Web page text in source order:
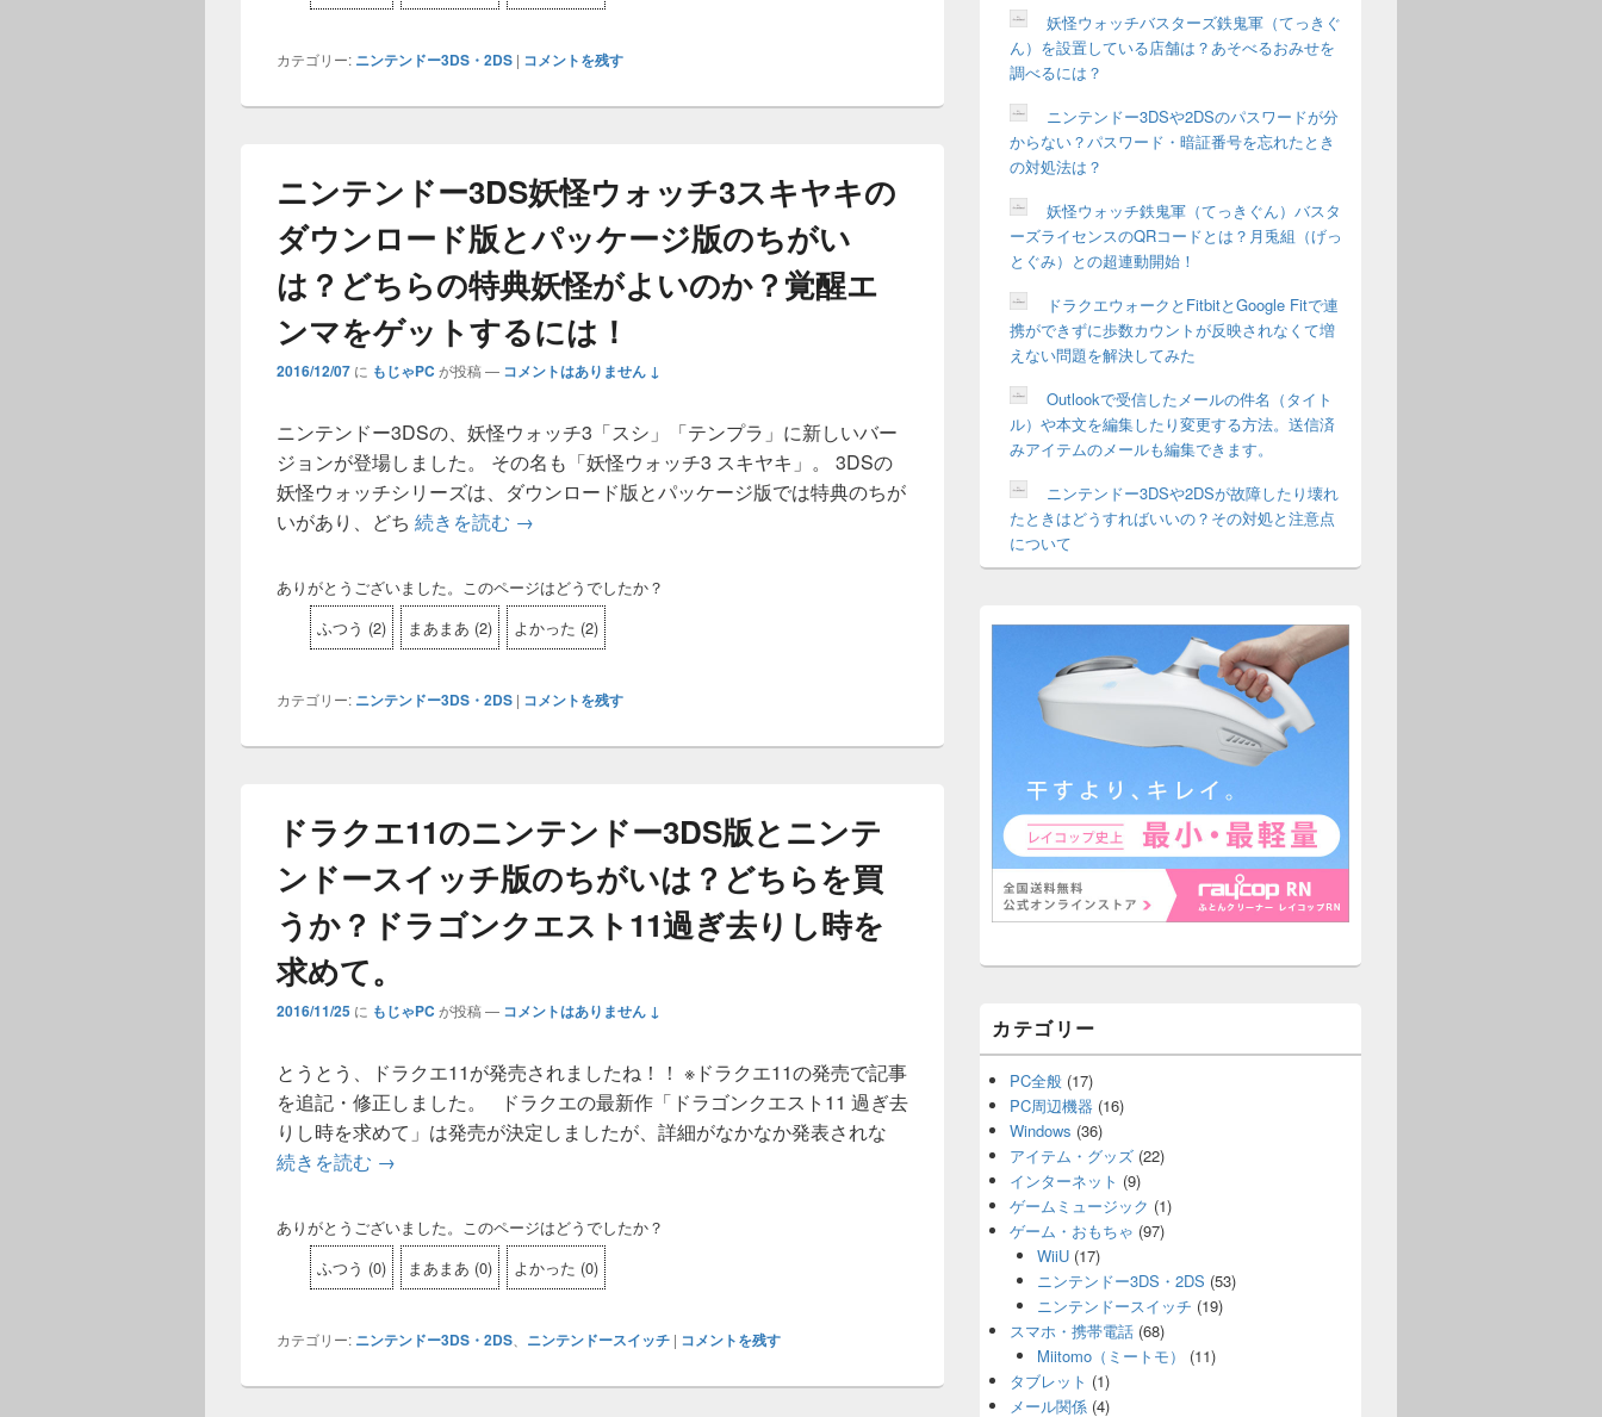
カテゴリー: ニンテンドー3DS・2DS | コメントを残す
ニンテンドー3DS妖怪ウォッチ3スキヤキの
ダウンロード版とパッケージ版のちがい
は？どちらの特典妖怪がよいのか？覚醒エ
ンマをゲットするには！
2016/12/07 に もじゃPC が投稿 — コメントはありません ↓
ニンテンドー3DSの、妖怪ウォッチ3「スシ」「テンプラ」に新しいバー
ジョンが登場しました。 その名も「妖怪ウォッチ3 スキヤキ」。 3DSの
妖怪ウォッチシリーズは、ダウンロード版とパッケージ版では特典のちが
いがあり、どち 続きを読む ニンテンドー3DS妖怪ウォッチ3スキヤキのダウンロード版とパッケージ版のちがいは？どちらの特典妖怪がよいのか？覚醒
→
ありがとうございました。このページはどうでしたか？
ふつう (2) まあまあ (2) よかった (2)
カテゴリー: ニンテンドー3DS・2DS | コメントを残す
ドラクエ11のニンテンドー3DS版とニンテ
ンドースイッチ版のちがいは？どちらを買
うか？ドラゴンクエスト11過ぎ去りし時を
求めて。
2016/11/25 に もじゃPC が投稿 — コメントはありません ↓
とうとう、ドラクエ11が発売されましたね！！ ※ドラクエ11の発売で記事
を追記・修正しました。 ドラクエの最新作「ドラゴンクエスト11 過ぎ去
りし時を求めて」は発売が決定しましたが、詳細がなかなか発表されな
続きを読む ドラクエ11のニンテンドー3DS版とニンテンドースイッチ版のちがいは？どちらを買うか？ドラゴンクエスト11過ぎ去りし時を求めて。
→
ありがとうございました。このページはどうでしたか？
ふつう (0) まあまあ (0) よかった (0)
カテゴリー: ニンテンドー3DS・2DS ニンテンドースイッチ | コメントを残す
妖怪ウォッチバスターズ鉄鬼軍（てっきぐ
ん）を設置している店舗は？あそべるおみせを
調べるには？
ニンテンドー3DSや2DSのパスワードが分
からない？パスワード・暗証番号を忘れたとき
の対処法は？
妖怪ウォッチ鉄鬼軍（てっきぐん）バスタ
ーズライセンスのQRコードとは？月兎組（げっ
とぐみ）との超連動開始！
ドラクエウォークとFitbitとGoogle Fitで連
携ができずに歩数カウントが反映されなくて増
えない問題を解決してみた
Outlookで受信したメールの件名（タイト
ル）や本文を編集したり変更する方法。送信済
みアイテムのメールも編集できます。
ニンテンドー3DSや2DSが故障したり壊れ
たときはどうすればいいの？その対処と注意点
について
カテゴリー
PC全般 (17)
PC周辺機器 (16)
Windows (36)
アイテム・グッズ (22)
インターネット (9)
ゲームミュージック (1)
ゲーム・おもちゃ (97)
WiiU(17)
ニンテンドー3DS・2DS (53)
ニンテンドースイッチ (19)
スマホ・携帯電話 (68)
Miitomo（ミートモ）
(11)
タブレット (1)
メール関係 (4)